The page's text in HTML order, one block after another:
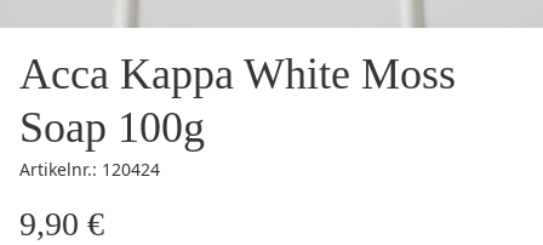
Acca Kappa White Moss
Soap 100g
Artikelnr.: 120424
9,90 €